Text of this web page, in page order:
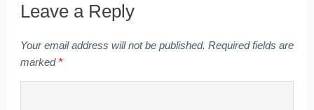
Leave a Reply
Your email address will not be published. Required fields are
marked *